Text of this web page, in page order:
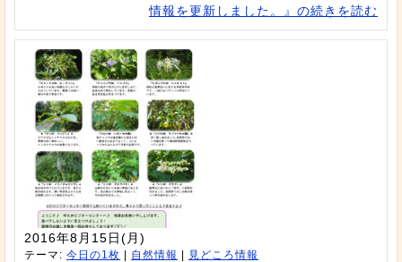
情報を更新しました。』の続きを読む
2016年8月15日(月)
テーマ: 今日の1枚 自然情報
見どころ情報